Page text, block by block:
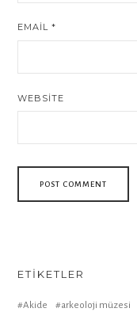
EMAIL*
WEBSITE
ETIKETLER
Akide arkeoloji müzesi